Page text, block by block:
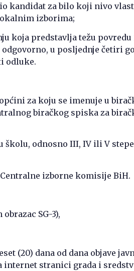
kandidat za bilo koji nivo
izborima;
koja predstavlja težu
u posljednje četiri
odluke.
za koju se imenuje u
biračkog spiska za
školu, odnosno III, IV ili V
izborne komisije BiH.
SG-3),
(20) dana od dana objave
internet stranici grada i